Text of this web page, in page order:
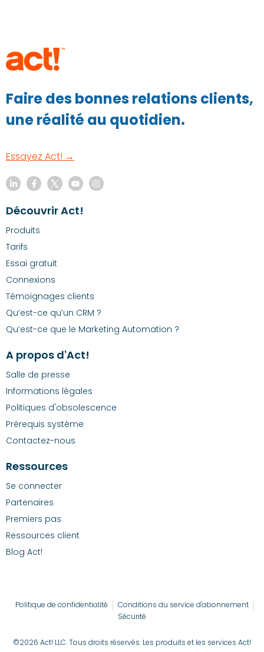
Faire des bonnes relations clients,
une réalité au quotidien.
Essayez Act! →
Découvrir Act!
Produits
Tarifs
Essai gratuit
Connexions
Témoignages clients
Qu’est-ce qu’un CRM ?
Qu’est-ce que le Marketing Automation ?
A propos d'Act!
Salle de presse
Informations légales
Politiques d'obsolescence
Prérequis système
Contactez-nous
Ressources
Se connecter
Partenaires
Premiers pas
Ressources client
Blog Act!
Politique de confidentialité
Conditions du service d'abonnement
Sécurité
©2026 Act! LLC. Tous droits réservés. Les produits et les services Act!